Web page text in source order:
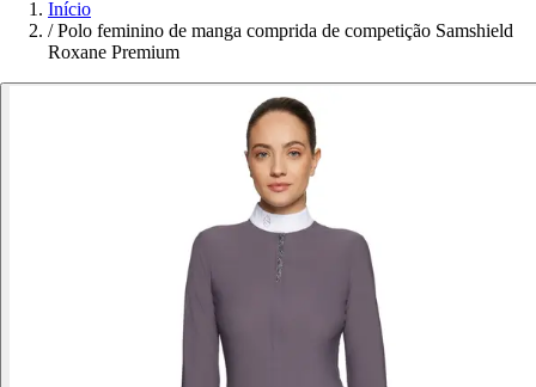
Início
/ Polo feminino de manga comprida de competição Samshield
Roxane Premium